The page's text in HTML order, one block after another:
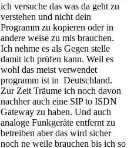
ich versuche das was da geht zu
verstehen und nicht dein
Programm zu kopieren oder in
andere weise zu mis brauchen.
Ich nehme es als Gegen stelle
damit ich prüfen kann. Weil es
wohl das meist verwendet
programm ist in Deutschland.
Zur Zeit Träume ich noch davon
nachher auch eine SIP to ISDN
Gateway zu haben. Und auch
analoge Funkgeräte entfernt zu
betreiben aber das wird sicher
noch ne weile brauchen bis ich so